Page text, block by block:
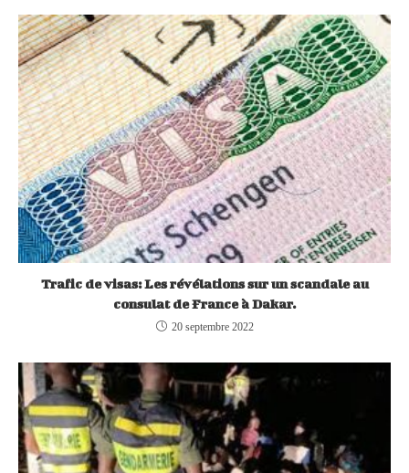
Trafic de visas: Les révélations sur un scandale au
consulat de France à Dakar.
20 septembre 2022